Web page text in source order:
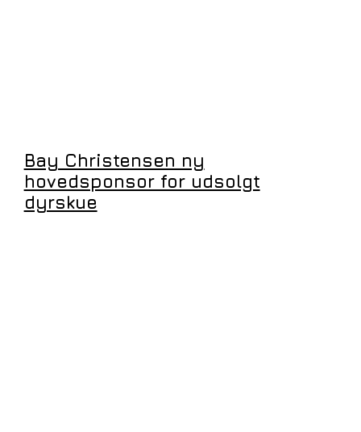
Bay Christensen ny
hovedsponsor for udsolgt
dyrskue